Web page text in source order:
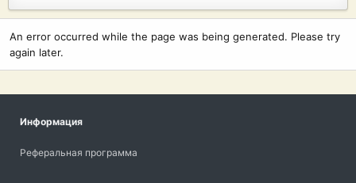
An error occurred while the page was being generated. Please try
again later.
Информация
Реферальная программа